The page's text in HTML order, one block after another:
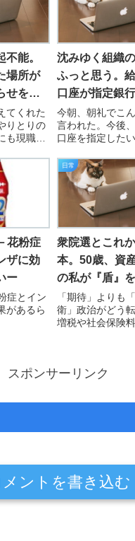
能。
場所が
せを聞
。
てくれた
りとりの
も現職の
している
たことに
（さすが
言えない
ろと調べ
社はかな
沈みゆく組織の
ふっと思う。
口座が指定銀
今朝、朝礼でこ
言われた。今後
口座を指定した
な感じがした。
ら資金繰り管理と
獲得の為に提案
断り切れなくな
ろうとも思った
相談してみたら
花粉症
ザに効
ー
症とイン
があるら
日常
衆院選とこれ
本。50歳、資
の私が『盾』
ける理由。
「期待」よりも
衛」政治がどう転
増税や社会保険
は、8回の転職や
スポンサーリンク
メントを書き込む